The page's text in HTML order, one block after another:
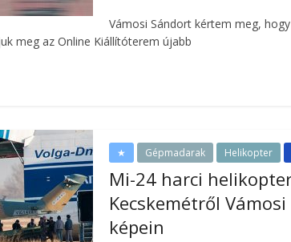
Vámosi Sándort kértem meg,
meg az Online Kiállítóterem újabb
★ Gépmadarak Helikopter
Mi-24 harci
Kecskemétről
képein